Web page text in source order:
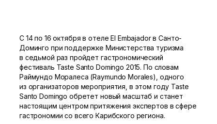
С 14 по 16 октября в отеле El Embajador в Санто-
Доминго при поддержке Министерства туризма
в седьмой раз пройдет гастрономический
фестиваль Taste Santo Domingo 2015. По словам
Раймундо Моралеса (Raymundo Morales), одного
из организаторов мероприятия, в этом году Taste
Santo Domingo обретет новый масштаб и станет
настоящим центром притяжения экспертов в сфере
гастрономии со всего Карибского региона.